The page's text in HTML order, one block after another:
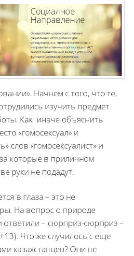
Начнем с того, что те,
изучить предмет
Как иначе объяснить
«гомосексуал» и
слов «гомосексуалист» и
которые в приличном
руки не подадут.
в глаза – это не
На вопрос о природе
ответили – сюрприз-сюрприз –
Что же случилось с еще
казахстанцев? Они не